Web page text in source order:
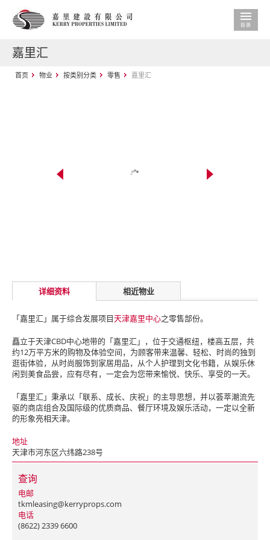
嘉里汇
首页 物业 按类别分类 零售 嘉里汇
详细资料 相近物业
「嘉里汇」属于综合发展项目天津嘉里中心之零售部份。
矗立于天津CBD中心地带的「嘉里汇」，位于交通枢纽，楼高五层，共
约12万平方米的购物及体验空间，为顾客带来温馨、轻松、时尚的独到
逛街体验，从时尚服饰到家居用品，从个人护理到文化书籍，从娱乐休
闲到美食品尝，应有尽有，一定会为您带来愉悦、快乐、享受的一天。
「嘉里汇」秉承以「联系、成长、庆祝」的主导思想，并以荟萃潮流先
驱的商店组合及国际级的优质商品、餐厅环境及娱乐活动，一定以全新
的形象亮相天津。
地址
天津市河东区六纬路238号
查询
电邮
tkmleasing@kerryprops.com
电话
(8622) 2339 6600